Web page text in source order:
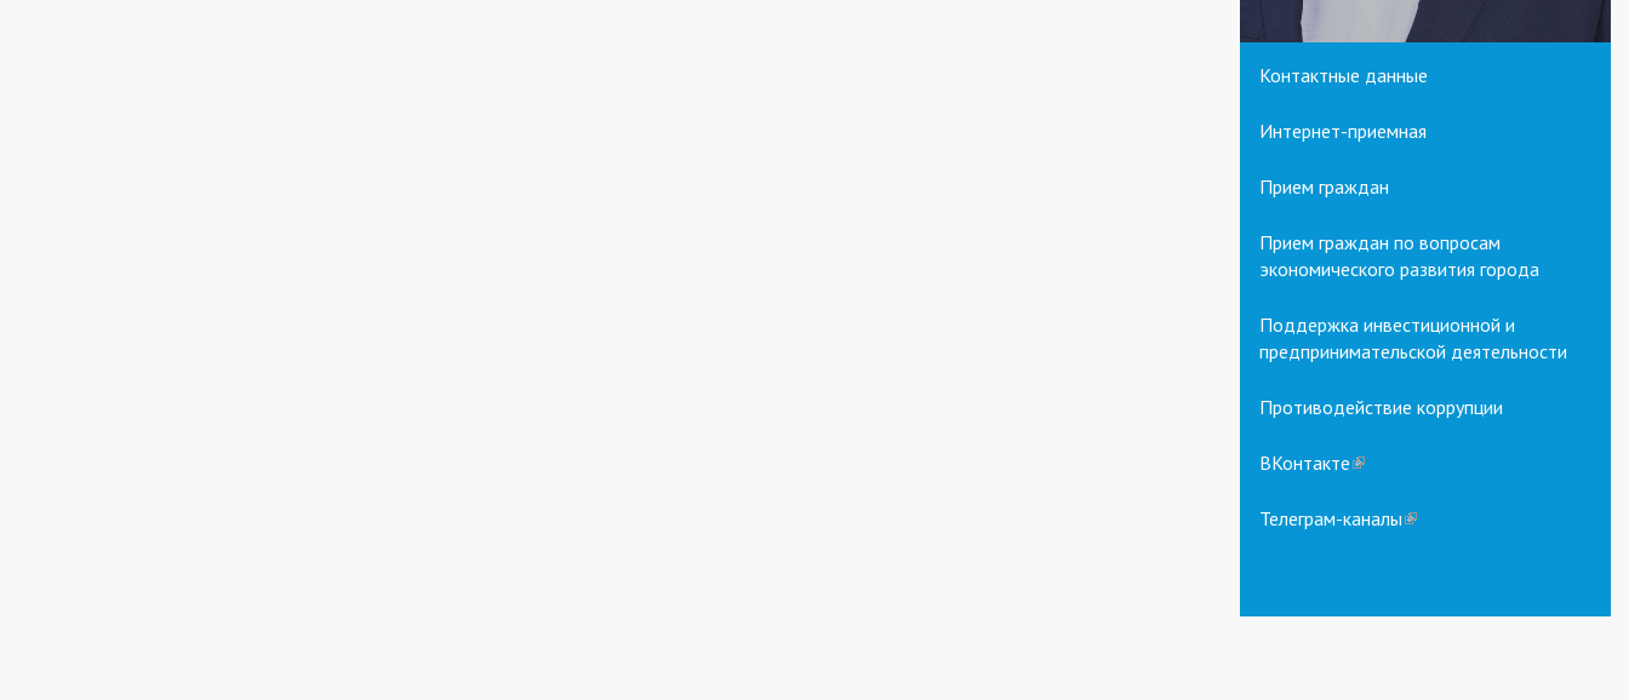
Контактные данные
Интернет-приемная
Прием граждан
Прием граждан по вопросам
экономического развития города
Поддержка инвестиционной и
предпринимательской деятельности
Противодействие коррупции
ВКонтакте(link
external)
Телеграм-каналы(link